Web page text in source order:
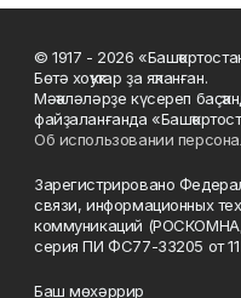
© 1917 - 2026
Бөтә хоҡуҡтар ҙа яҡланған.
Мәҡәләләрҙе күсереп
файҙаланғанда
Об использовании
Зарегистрировано
связи, информационных
коммуникаций
серия ПИ ФС77-33205 от 11
Баш мөхәррир